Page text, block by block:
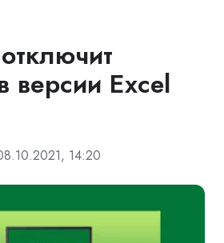
версии Excel
14:20